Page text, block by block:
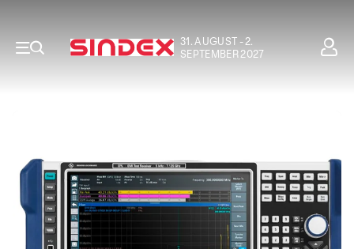
31. AUGUST - 2.
SEPTEMBER 2027